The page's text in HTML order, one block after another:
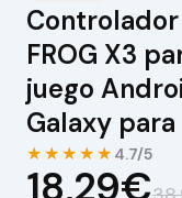
FROG X3
juego
Galaxy para
★★★★★ 4.7/5